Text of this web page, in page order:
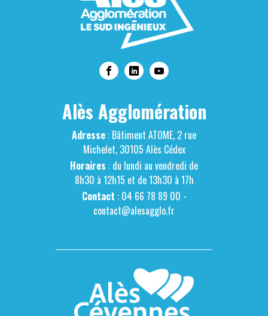
Alès Agglomération
Adresse : Bâtiment ATOME, 2 rue
Michelet, 30105 Alès Cédex
Horaires : du lundi au vendredi de
8h30 à 12h15 et de 13h30 à 17h
Contact : 04 66 78 89 00 -
contact@alesagglo.fr